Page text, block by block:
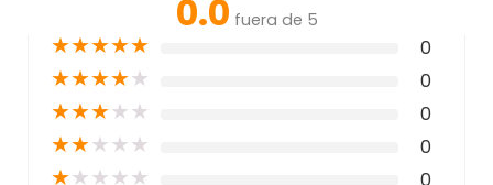
0.0 fuera de 5
★★★★★ 0
★★★★★ 0
★★★★★ 0
★★★★★ 0
★★★★★